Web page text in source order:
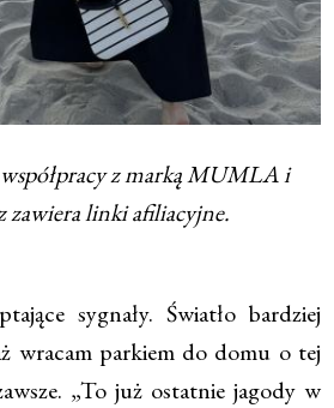
współpracy z marką MUMLA i
zawiera linki afiliacyjne.
sygnały. Światło bardziej
wracam parkiem do domu o tej
„To już ostatnie jagody w